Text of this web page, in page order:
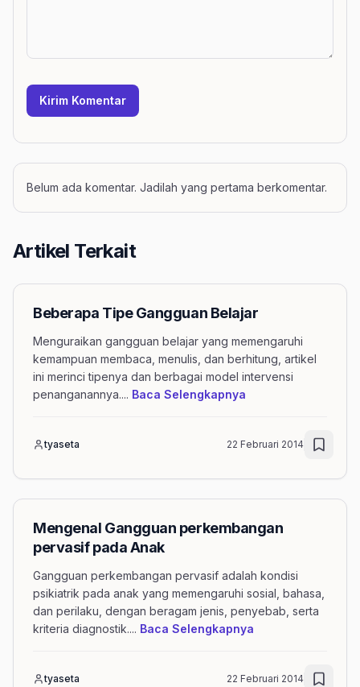
Kirim Komentar
Belum ada komentar. Jadilah yang pertama berkomentar.
Artikel Terkait
Beberapa Tipe Gangguan Belajar
Menguraikan gangguan belajar yang memengaruhi
kemampuan membaca, menulis, dan berhitung, artikel
ini merinci tipenya dan berbagai model intervensi
penanganannya.... Baca Selengkapnya
tyaseta 22 Februari 2014
Mengenal Gangguan perkembangan
pervasif pada Anak
Gangguan perkembangan pervasif adalah kondisi
psikiatrik pada anak yang memengaruhi sosial, bahasa,
dan perilaku, dengan beragam jenis, penyebab, serta
kriteria diagnostik.... Baca Selengkapnya
tyaseta 22 Februari 2014